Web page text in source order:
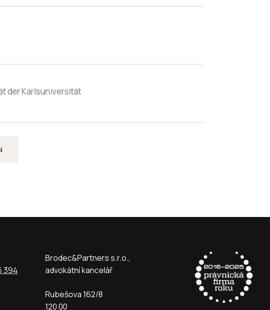
der Karlsuniversität
394
Brodec&Partners s.r.o.,
advokátní kancelář
Rubešova 162/8
120 00